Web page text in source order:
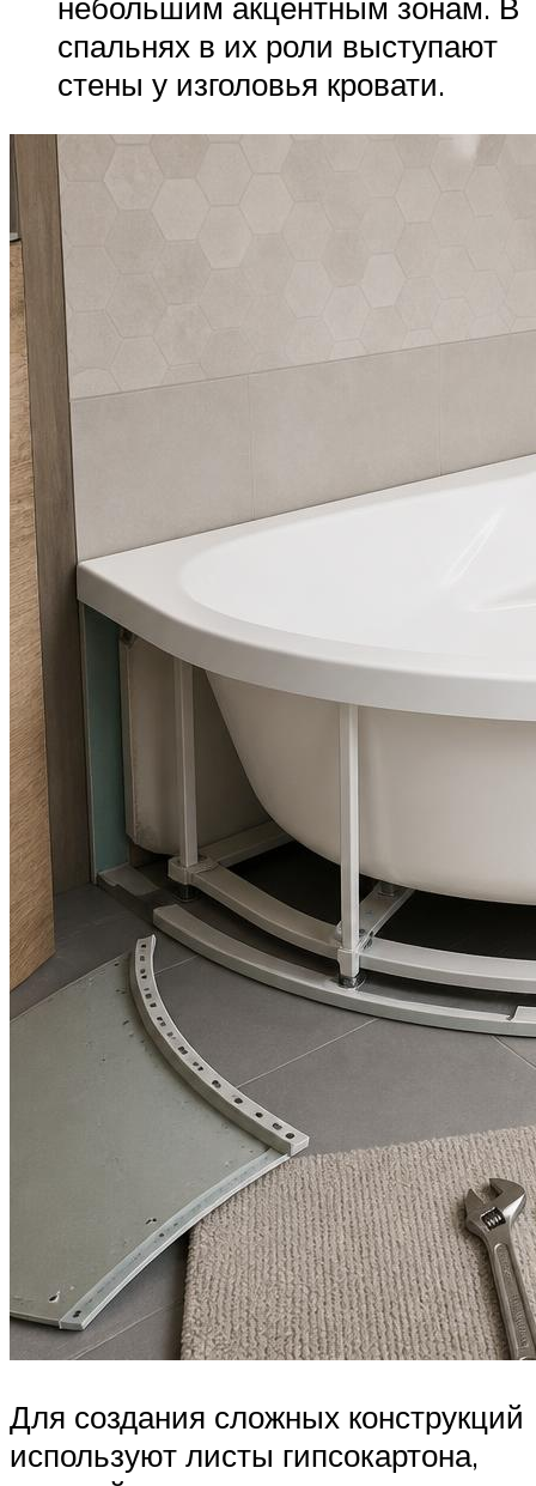
спальнях в их роли выступают
стены у изголовья кровати.
Для создания сложных конструкций
используют листы гипсокартона,